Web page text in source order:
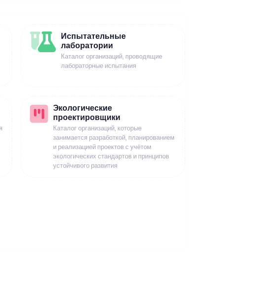
Испытательные
лаборатории
Каталог организаций, проводящие
лабораторные испытания
Экологические
проектировщики
Каталог организаций, которые
занимается разработкой, планированием
и реализацией проектов с учётом
экологических стандартов и принципов
устойчивого развития